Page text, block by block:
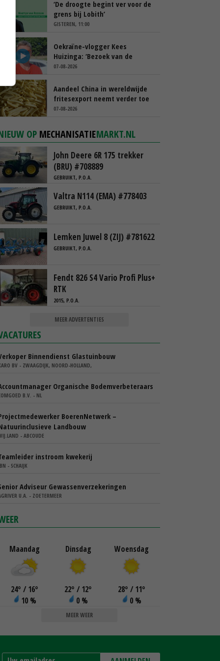
‘De droogte begint ver voor de
grens bij Lobith’
GISTEREN, 11:00
Oekraïne-vlogger Kees
Huizinga: ‘Bezoek van de
ambassade mag zelf groente
07-08-2026
Aandeel China in wereldwijde
fritesexport neemt verder toe
07-08-2026
OP MECHANISATIEMARKT.NL
John Deere 6R 175 trekker
(BRU) #708889
GEBRUIKT, P.O.A.
Valtra N114 (EMA) #778403
GEBRUIKT, P.O.A.
Lemken Juwel 8 (ZIJ) #781622
GEBRUIKT, P.O.A.
Fendt 826 S4 Vario Profi Plus+
RTK
2015, P.O.A.
MEER ADVERTENTIES
Binnendienst Glastuinbouw
BV - ZWAAGDIJK, NOORD-HOLLAND,
Organische Bodemverbeteraars
B.V. - NL
BoerenNetwerk –
Landbouw
- ABCOUDE
instroom kwekerij
- SCHAIJK
Adviseur Gewassenverzekeringen
U.A. - ZOETERMEER
Maandag
24° / 16°
10 %
Dinsdag
22° / 12°
0 %
Woensdag
28° / 11°
0 %
MEER WEER